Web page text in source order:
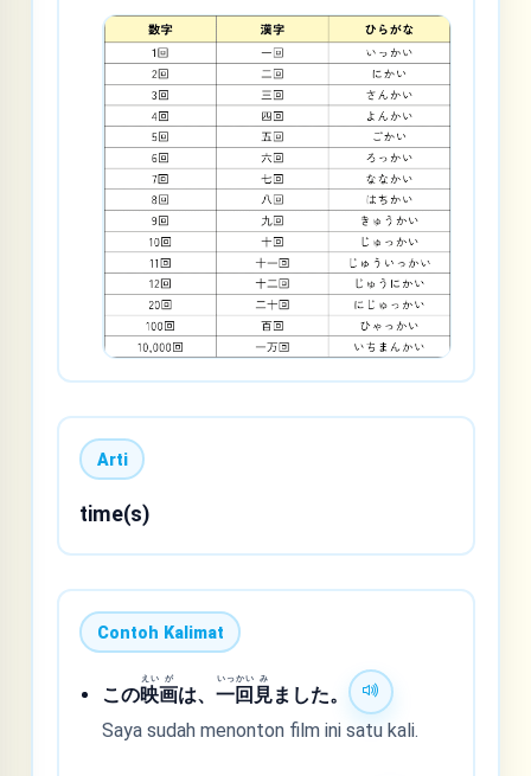
Arti
time(s)
Contoh Kalimat
この映
えい
画
が
は、一
いっ
回
かい
見
み
ました。
Saya sudah menonton film ini satu kali.